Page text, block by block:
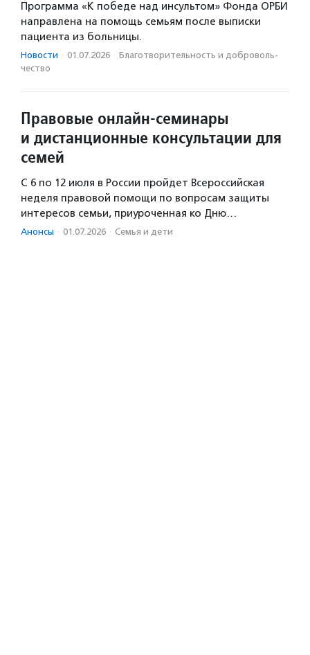
Программа «К победе над инсультом» Фонда ОРБИ
направлена на помощь семьям после выписки
пациента из больницы.
Новости · 01.07.2026 · Благотвори­тель­ность и доброволь­
чест­во
Правовые онлайн-семинары
и дистанционные консультации для
семей
С 6 по 12 июля в России пройдет Всероссийская
неделя правовой помощи по вопросам защиты
интересов семьи, приуроченная ко Дню…
Анонсы · 01.07.2026 · Семья и дети